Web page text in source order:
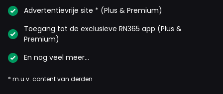
Advertentievrije site * (Plus & Premium)
Toegang tot de exclusieve RN365 app (Plus &
Premium)
En nog veel meer…
* m.u.v. content van derden